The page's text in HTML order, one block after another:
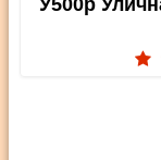
У500р